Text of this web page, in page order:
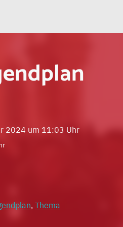
2024 um 11:03 Uhr
, Thema